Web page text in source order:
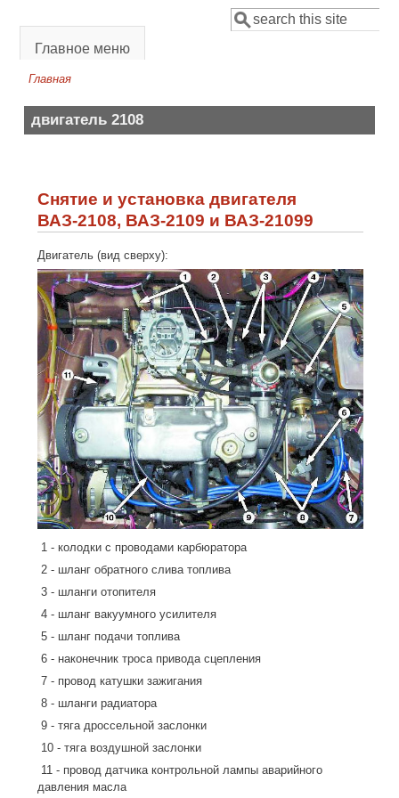
Форма поиска
Поиск
Главное меню
Главная
двигатель 2108
Снятие и установка двигателя
ВАЗ-2108, ВАЗ-2109 и ВАЗ-21099
Двигатель (вид сверху):
1 - колодки с проводами карбюратора
2 - шланг обратного слива топлива
3 - шланги отопителя
4 - шланг вакуумного усилителя
5 - шланг подачи топлива
6 - наконечник троса привода сцепления
7 - провод катушки зажигания
8 - шланги радиатора
9 - тяга дроссельной заслонки
10 - тяга воздушной заслонки
11 - провод датчика контрольной лампы аварийного
давления масла